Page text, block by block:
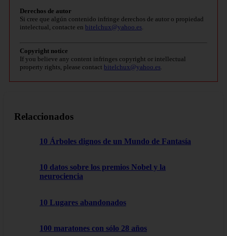
Derechos de autor
Si cree que algún contenido infringe derechos de autor o propiedad
intelectual, contacte en bitelchux@yahoo.es
Copyright notice
If you believe any content infringes copyright or intellectual
property rights, please contact bitelchux@yahoo.es
Relaccionados
10 Árboles dignos de un Mundo de Fantasía
10 datos sobre los premios Nobel y la
neurociencia
10 Lugares abandonados
100 maratones con sólo 28 años